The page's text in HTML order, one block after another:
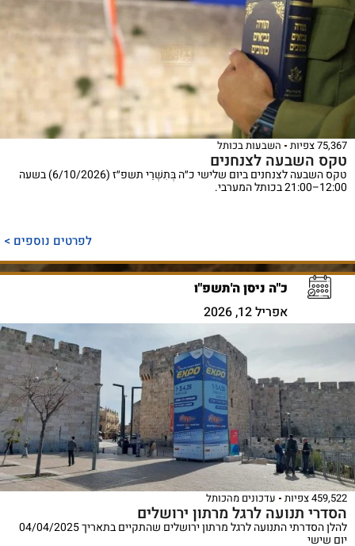
75,367 צפיות השבעות בכותל
טקס השבעה לצנחנים
טקס השבעה לצנחנים ביום שלישי כ״ה בְּתִשְׁרֵי תשפ״ז (6/10/2026) בשעה
12:00–21:00 בכותל המערבי.
לפרטים נוספים >
כ"ה ניסן ה'תשפ"ו
אפריל 12, 2026
459,522 צפיות עדכונים מהכותל
הסדרי תנועה לרגל מרתון ירושלים
להלן הסדרתי התנועה לרגל מרתון ירושלים שהתקיים בתאריך 04/04/2025
יום שישי